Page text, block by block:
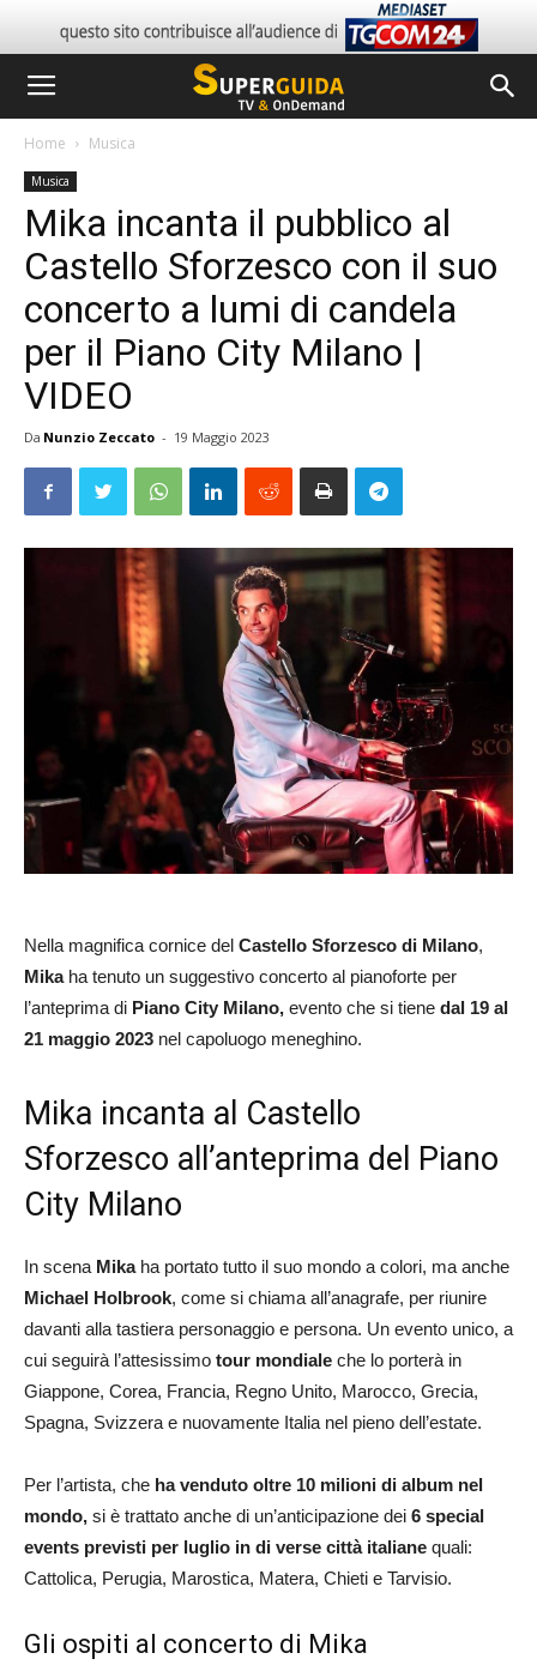
Home Musica
Musica
Mika incanta il pubblico al
Castello Sforzesco con il suo
concerto a lumi di candela
per il Piano City Milano |
VIDEO
Da Nunzio Zeccato - 19 Maggio 2023
Nella magnifica cornice del Castello Sforzesco di Milano,
Mikaha tenuto un suggestivo concerto al pianoforte per
l’anteprima di Piano City Milano, evento che si tiene dal 19 al
21 maggio 2023 nel capoluogo meneghino.
Mika incanta al Castello
Sforzesco all’anteprima del Piano
City Milano
In scena Mikaha portato tutto il suo mondo a colori, ma anche
Michael Holbrook, come si chiama all’anagrafe, per riunire
davanti alla tastiera personaggio e persona. Un evento unico, a
cui seguirà l’attesissimo tour mondiale che lo porterà in
Giappone, Corea, Francia, Regno Unito, Marocco, Grecia,
Spagna, Svizzera e nuovamente Italia nel pieno dell’estate.
Per l’artista, che ha venduto oltre 10 milioni di album nel
mondo, si è trattato anche di un’anticipazione dei 6 special
events previsti per luglio in di verse città italiane quali:
Cattolica, Perugia, Marostica, Matera, Chieti e Tarvisio.
Gli ospiti al concerto di Mika